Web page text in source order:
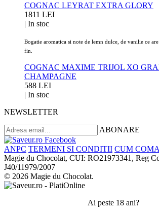
COGNAC LEYRAT EXTRA GLORY
1811 LEI
| In stoc
Bogatie aromatica si note de lemn dulce, de vanilie ce
fin.
COGNAC MAXIME TRIJOL XO
CHAMPAGNE
588 LEI
| In stoc
NEWSLETTER
ABONARE
ANPC TERMENI SI CONDITII CUM
Magie du Chocolat, CUI: RO21973341, Reg
J40/11979/2007
© 2026 Magie du Chocolat.
Ai peste 18 ani?